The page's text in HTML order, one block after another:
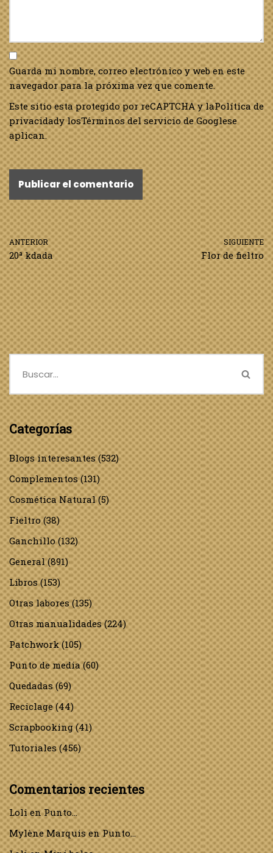
Guarda mi nombre, correo electrónico y web en este
navegador para la próxima vez que comente.
Este sitio esta protegido por reCAPTCHA y laPolítica de
privacidady losTérminos del servicio de Googlese
aplican.
ANTERIOR
20ª kdada
SIGUIENTE
Flor de fieltro
Categorías
Blogs interesantes(532)
Complementos(131)
Cosmética Natural(5)
Fieltro(38)
Ganchillo(132)
General(891)
Libros(153)
Otras labores(135)
Otras manualidades(224)
Patchwork(105)
Punto de media(60)
Quedadas(69)
Reciclage(44)
Scrapbooking(41)
Tutoriales(456)
Comentarios recientes
LolienPunto…
Mylène MarquisenPunto…